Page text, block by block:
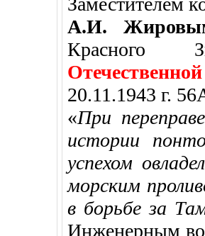
А.И.
Красного
20.11.1943 г.
«При
истории
успехом
морским
в борьбе за
Инженерным